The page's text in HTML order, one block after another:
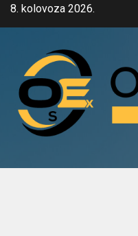
Skip8. kolovoza 2026.